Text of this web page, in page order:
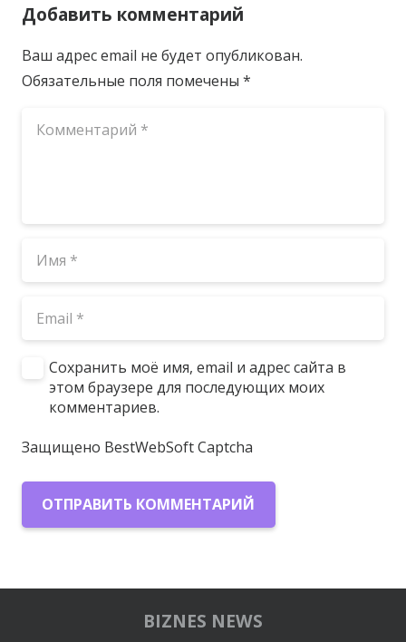
Добавить комментарий
Ваш адрес email не будет опубликован.
Обязательные поля помечены *
Сохранить моё имя, email и адрес сайта в
этом браузере для последующих моих
комментариев.
Защищено BestWebSoft Captcha
ОТПРАВИТЬ КОММЕНТАРИЙ
BIZNES NEWS